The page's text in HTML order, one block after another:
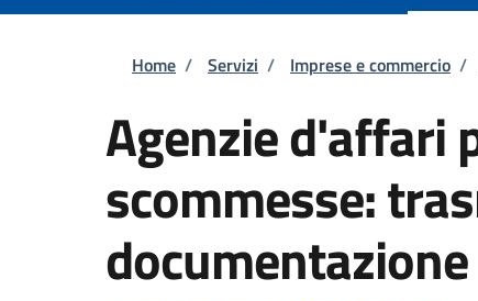
Briciole di pane
Home / Servizi / Imprese e commercio /
Agenzie d'affari
scommesse:
documentazione